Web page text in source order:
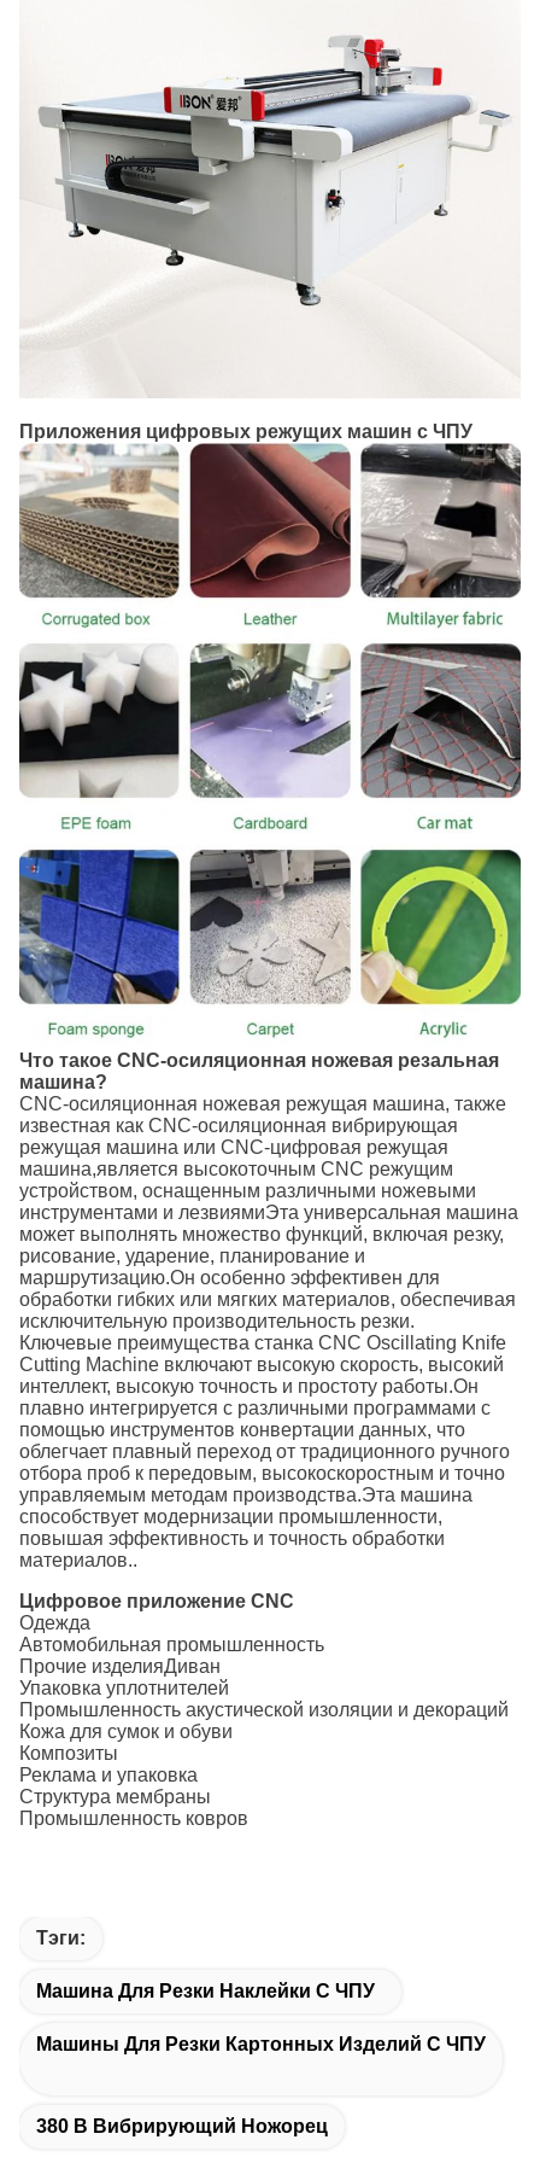
Приложения цифровых режущих машин с ЧПУ
Что такое CNC-осиляционная ножевая резальная
машина?
CNC-осиляционная ножевая режущая машина, также
известная как CNC-осиляционная вибрирующая
режущая машина или CNC-цифровая режущая
машина,является высокоточным CNC режущим
устройством, оснащенным различными ножевыми
инструментами и лезвиямиЭта универсальная машина
может выполнять множество функций, включая резку,
рисование, ударение, планирование и
маршрутизацию.Он особенно эффективен для
обработки гибких или мягких материалов, обеспечивая
исключительную производительность резки.
Ключевые преимущества станка CNC Oscillating Knife
Cutting Machine включают высокую скорость, высокий
интеллект, высокую точность и простоту работы.Он
плавно интегрируется с различными программами с
помощью инструментов конвертации данных, что
облегчает плавный переход от традиционного ручного
отбора проб к передовым, высокоскоростным и точно
управляемым методам производства.Эта машина
способствует модернизации промышленности,
повышая эффективность и точность обработки
материалов..
Цифровое приложение CNC
Одежда
Автомобильная промышленность
Прочие изделияДиван
Упаковка уплотнителей
Промышленность акустической изоляции и декораций
Кожа для сумок и обуви
Композиты
Реклама и упаковка
Структура мембраны
Промышленность ковров
Тэги:
Машина Для Резки Наклейки С ЧПУ
Машины Для Резки Картонных Изделий С ЧПУ
380 В Вибрирующий Ножорец